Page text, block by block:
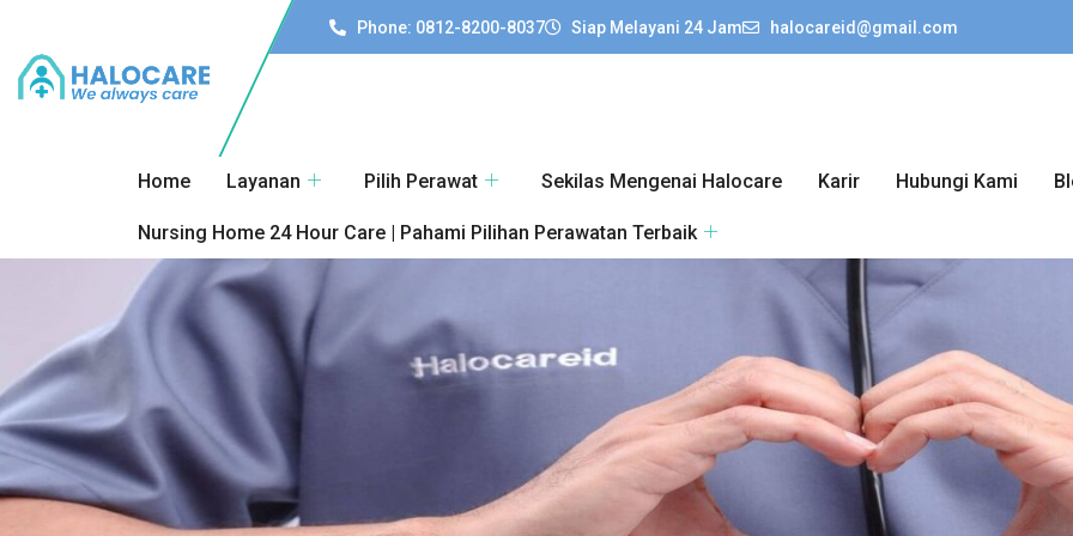
Phone: 0812-8200-8037 Siap Melayani 24 Jam halocareid@gmail.com
Home Layanan Pilih Perawat Sekilas Mengenai Halocare Karir Hubungi Kami
Nursing Home 24 Hour Care | Pahami Pilihan Perawatan Terbaik